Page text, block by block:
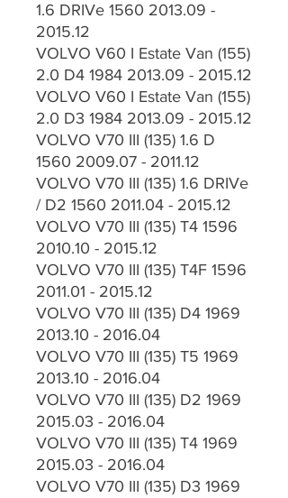
1.6 DRIVe 1560 2013.09 -
2015.12
VOLVO V60 I Estate Van (155)
2.0 D4 1984 2013.09 - 2015.12
VOLVO V60 I Estate Van (155)
2.0 D3 1984 2013.09 - 2015.12
VOLVO V70 III (135) 1.6 D
1560 2009.07 - 2011.12
VOLVO V70 III (135) 1.6 DRIVe
/ D2 1560 2011.04 - 2015.12
VOLVO V70 III (135) T4 1596
2010.10 - 2015.12
VOLVO V70 III (135) T4F 1596
2011.01 - 2015.12
VOLVO V70 III (135) D4 1969
2013.10 - 2016.04
VOLVO V70 III (135) T5 1969
2013.10 - 2016.04
VOLVO V70 III (135) D2 1969
2015.03 - 2016.04
VOLVO V70 III (135) T4 1969
2015.03 - 2016.04
VOLVO V70 III (135) D3 1969